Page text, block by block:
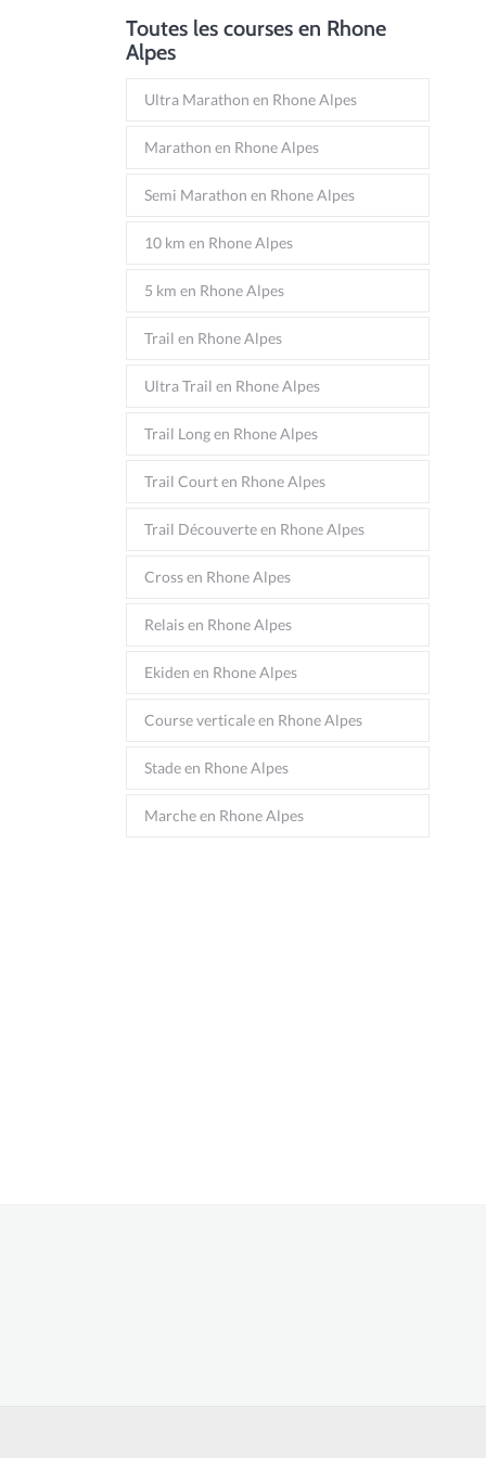
Toutes les courses en Rhone
Alpes
Ultra Marathon en Rhone Alpes
Marathon en Rhone Alpes
Semi Marathon en Rhone Alpes
10 km en Rhone Alpes
5 km en Rhone Alpes
Trail en Rhone Alpes
Ultra Trail en Rhone Alpes
Trail Long en Rhone Alpes
Trail Court en Rhone Alpes
Trail Découverte en Rhone Alpes
Cross en Rhone Alpes
Relais en Rhone Alpes
Ekiden en Rhone Alpes
Course verticale en Rhone Alpes
Stade en Rhone Alpes
Marche en Rhone Alpes